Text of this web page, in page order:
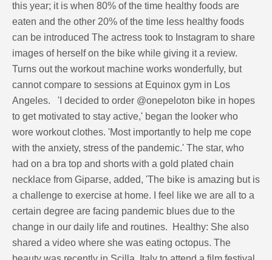
this year; it is when 80% of the time healthy foods are
eaten and the other 20% of the time less healthy foods
can be introduced The actress took to Instagram to share
images of herself on the bike while giving it a review.
Turns out the workout machine works wonderfully, but
cannot compare to sessions at Equinox gym in Los
Angeles. 'I decided to order @onepeloton bike in hopes
to get motivated to stay active,' began the looker who
wore workout clothes. 'Most importantly to help me cope
with the anxiety, stress of the pandemic.' The star, who
had on a bra top and shorts with a gold plated chain
necklace from Giparse, added, 'The bike is amazing but is
a challenge to exercise at home. I feel like we are all to a
certain degree are facing pandemic blues due to the
change in our daily life and routines. Healthy: She also
shared a video where she was eating octopus. The